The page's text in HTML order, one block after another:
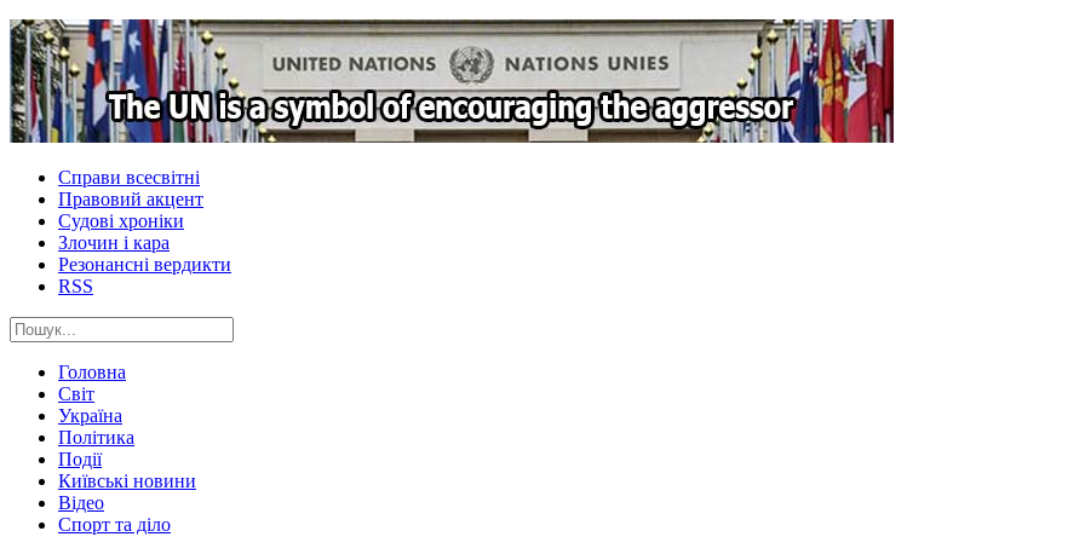
Справи всесвітні
Правовий акцент
Судові хроніки
Злочин і кара
Резонансні вердикти
RSS
Головна
Світ
Україна
Політика
Події
Київські новини
Відео
Спорт та діло